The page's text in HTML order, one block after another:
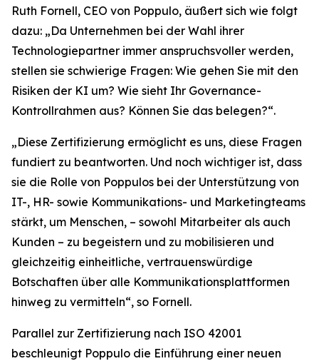
Ruth Fornell, CEO von Poppulo, äußert sich wie folgt
dazu: „Da Unternehmen bei der Wahl ihrer
Technologiepartner immer anspruchsvoller werden,
stellen sie schwierige Fragen: Wie gehen Sie mit den
Risiken der KI um? Wie sieht Ihr Governance-
Kontrollrahmen aus? Können Sie das belegen?“.
„Diese Zertifizierung ermöglicht es uns, diese Fragen
fundiert zu beantworten. Und noch wichtiger ist, dass
sie die Rolle von Poppulos bei der Unterstützung von
IT-, HR- sowie Kommunikations- und Marketingteams
stärkt, um Menschen, – sowohl Mitarbeiter als auch
Kunden – zu begeistern und zu mobilisieren und
gleichzeitig einheitliche, vertrauenswürdige
Botschaften über alle Kommunikationsplattformen
hinweg zu vermitteln“, so Fornell.
Parallel zur Zertifizierung nach ISO 42001
beschleunigt Poppulo die Einführung einer neuen